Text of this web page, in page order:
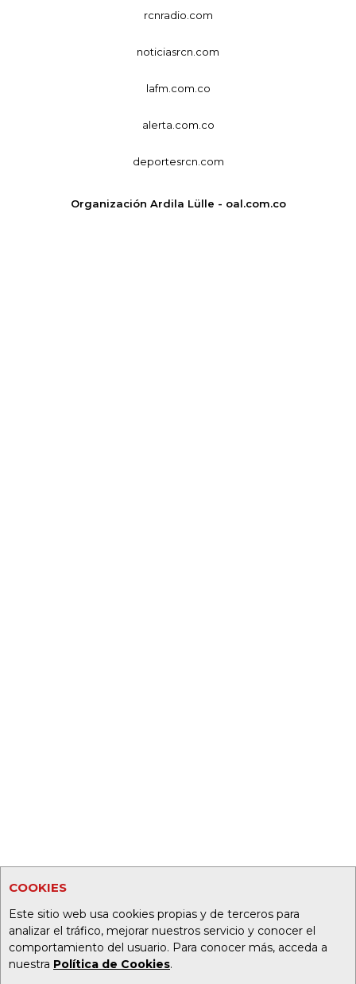
COOKIES
Este sitio web usa cookies propias y de terceros para
analizar el tráfico, mejorar nuestros servicio y conocer el
comportamiento del usuario. Para conocer más, acceda a
nuestra Política de Cookies.
rcnradio.com
noticiasrcn.com
lafm.com.co
alerta.com.co
deportesrcn.com
Organización Ardila Lülle - oal.com.co